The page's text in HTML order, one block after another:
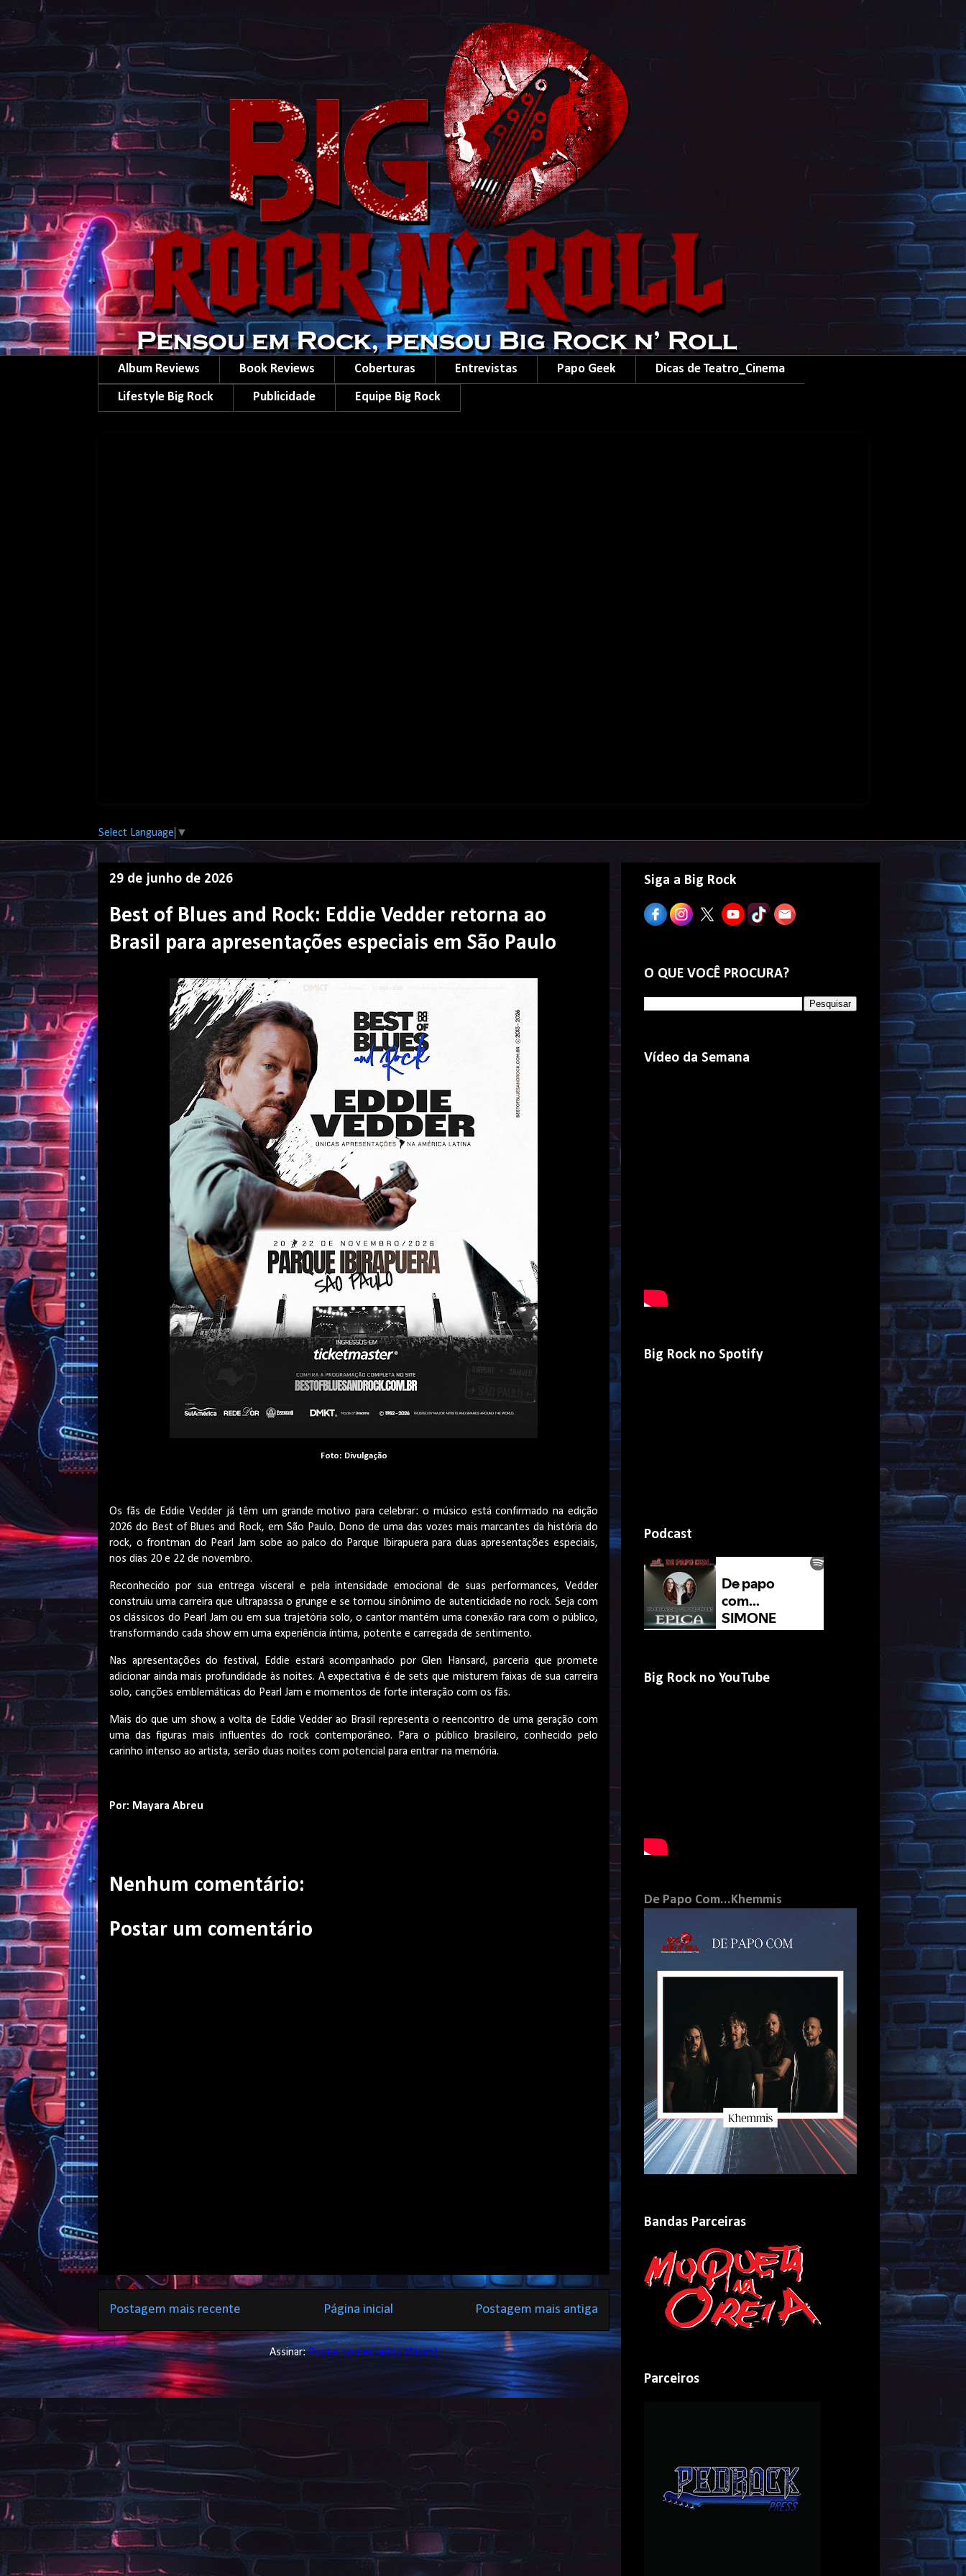
Album Reviews Book Reviews Coberturas Entrevistas Papo Geek Dicas de Teatro_Cinema
Lifestyle Big Rock Publicidade Equipe Big Rock
Select Language ▼
29 de junho de 2026
Best of Blues and Rock: Eddie Vedder retorna ao
Brasil para apresentações especiais em São Paulo
Foto: Divulgação
Os fãs de Eddie Vedder já têm um grande motivo para celebrar: o músico está confirmado na edição
2026 do Best of Blues and Rock, em São Paulo. Dono de uma das vozes mais marcantes da história do
rock, o frontman do Pearl Jam sobe ao palco do Parque Ibirapuera para duas apresentações especiais,
nos dias 20 e 22 de novembro.
Reconhecido por sua entrega visceral e pela intensidade emocional de suas performances, Vedder
construiu uma carreira que ultrapassa o grunge e se tornou sinônimo de autenticidade no rock. Seja com
os clássicos do Pearl Jam ou em sua trajetória solo, o cantor mantém uma conexão rara com o público,
transformando cada show em uma experiência íntima, potente e carregada de sentimento.
Nas apresentações do festival, Eddie estará acompanhado por Glen Hansard, parceria que promete
adicionar ainda mais profundidade às noites. A expectativa é de sets que misturem faixas de sua carreira
solo, canções emblemáticas do Pearl Jam e momentos de forte interação com os fãs.
Mais do que um show, a volta de Eddie Vedder ao Brasil representa o reencontro de uma geração com
uma das figuras mais influentes do rock contemporâneo. Para o público brasileiro, conhecido pelo
carinho intenso ao artista, serão duas noites com potencial para entrar na memória.
Por: Mayara Abreu
Nenhum comentário:
Postar um comentário
Postagem mais recente Postagem mais antiga
Página inicial
Assinar:Postar comentários (Atom)
Siga a Big Rock
O QUE VOCÊ PROCURA?
Vídeo da Semana
Big Rock no Spotify
Podcast
Big Rock no YouTube
De Papo Com...Khemmis
Bandas Parceiras
Parceiros